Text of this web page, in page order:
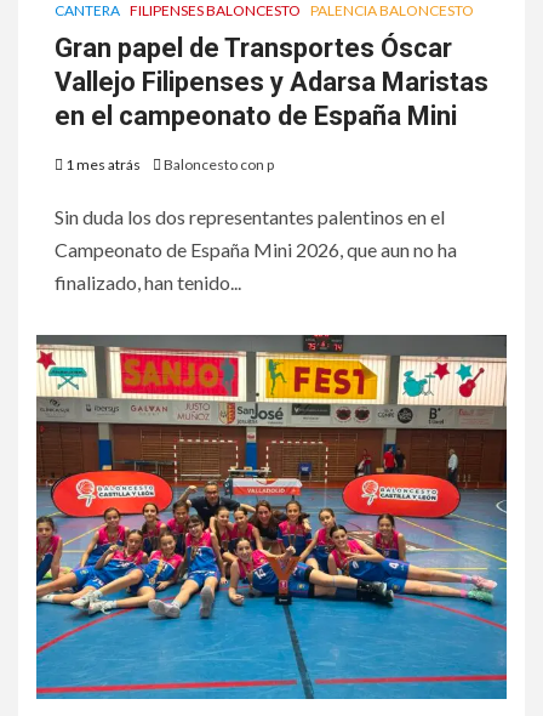
CANTERA FILIPENSES BALONCESTO PALENCIA BALONCESTO
Gran papel de Transportes Óscar
Vallejo Filipenses y Adarsa Maristas
en el campeonato de España Mini
1 mes atrás Baloncesto con p
Sin duda los dos representantes palentinos en el
Campeonato de España Mini 2026, que aun no ha
finalizado, han tenido...